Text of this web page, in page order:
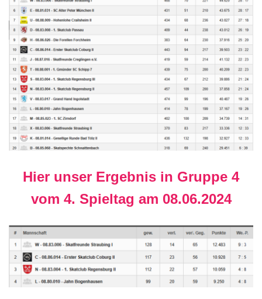
Hier unser Ergebnis in Gruppe 4
vom 4. Spieltag am 08.06.2024